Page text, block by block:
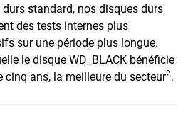
standard, nos disques durs
des tests internes plus
sur une période plus longue.
le disque WD_BLACK bénéficie
cinq ans, la meilleure du secteur2.